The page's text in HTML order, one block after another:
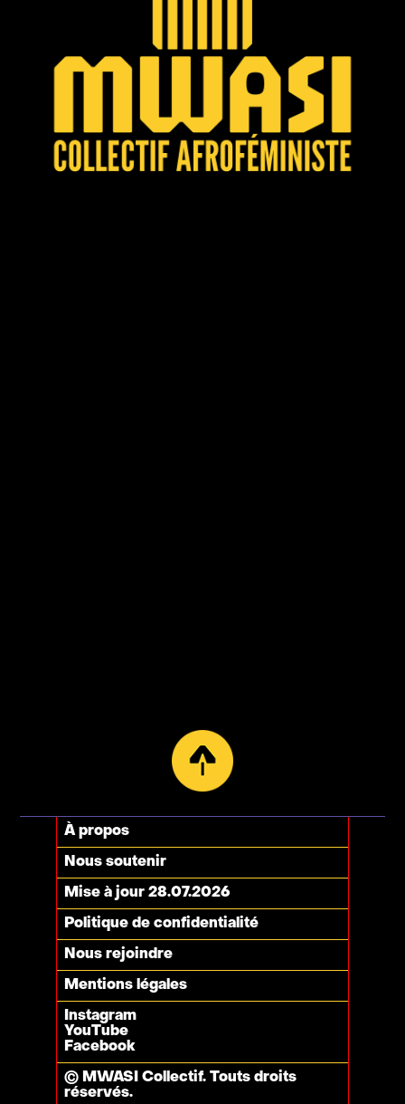
À propos
Nous soutenir
Politique de confidentialité
Mise à jour 28.07.2026
Instagram
YouTube
Facebook
Nous rejoindre
Mentions légales
© MWASI Collectif. Touts droits
réservés.